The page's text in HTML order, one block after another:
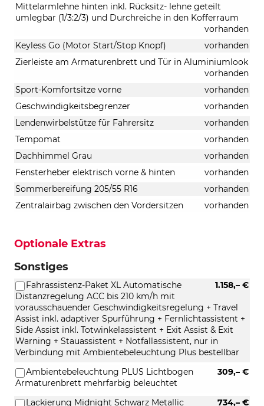
Mittelarmlehne hinten inkl. Rücksitz- lehne geteilt
umlegbar (1/3:2/3) und Durchreiche in den Kofferraum
vorhanden
Keyless Go (Motor Start/Stop Knopf)
vorhanden
Zierleiste am Armaturenbrett und Tür in Aluminiumlook
vorhanden
Sport-Komfortsitze vorne
vorhanden
Geschwindigkeitsbegrenzer
vorhanden
Lendenwirbelstütze für Fahrersitz
vorhanden
Tempomat
vorhanden
Dachhimmel Grau
vorhanden
Fensterheber elektrisch vorne & hinten
vorhanden
Sommerbereifung 205/55 R16
vorhanden
Zentralairbag zwischen den Vordersitzen
vorhanden
Optionale Extras
Sonstiges
1.158,– €
Fahrassistenz-Paket XL Automatische
Distanzregelung ACC bis 210 km/h mit
vorausschauender Geschwindigkeitsregelung + Travel
Assist inkl. adaptiver Spurführung + Fernlichtassistent +
Side Assist inkl. Totwinkelassistent + Exit Assist & Exit
Warning + Stauassistent + Notfallassistent, nur in
Verbindung mit Ambientebeleuchtung Plus bestellbar
309,– €
Ambientebeleuchtung PLUS Lichtbogen
Armaturenbrett mehrfarbig beleuchtet
734,– €
Lackierung Midnight Schwarz Metallic